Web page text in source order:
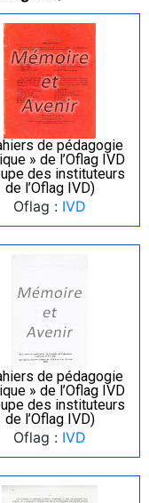
de pédagogie
» de l’Oflag IVD
des instituteurs
de l’Oflag IVD)
Oflag : IVD
de pédagogie
» de l’Oflag IVD
des instituteurs
de l’Oflag IVD)
Oflag : IVD